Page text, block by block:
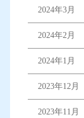
2024年3月
2024年2月
2024年1月
2023年12月
2023年11月